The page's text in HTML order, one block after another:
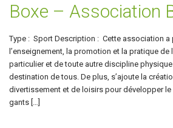
Boxe – Association
Type : Sport Description : Cette association a
l’enseignement, la promotion et la pratique de
particulier et de toute autre discipline
destination de tous. De plus, s’ajoute la
divertissement et de loisirs pour développer
gants […]